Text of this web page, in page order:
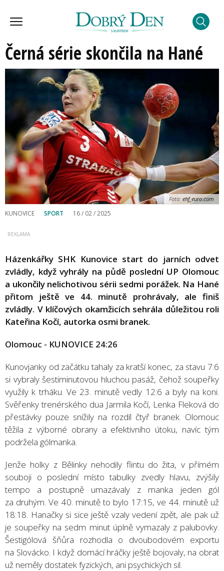
Černá série skončila na Hané
Foto: ehf_euro.com
KUNOVICE SPORT 16 / 02 / 2025
Házenkářky SHK Kunovice start do jarních odvet
zvládly, když vyhrály na půdě poslední UP Olomouc
a ukončily nelichotivou sérii sedmi porážek. Na Hané
přitom ještě ve 44. minutě prohrávaly, ale finiš
zvládly. V klíčových okamžicích sehrála důležitou roli
Kateřina Kočí, autorka osmi branek.
Olomouc - KUNOVICE 24:26
Kunovjanky od začátku tahaly za kratší konec, za stavu 7:6
si vybraly šestiminutovou hluchou pasáž, čehož soupeřky
využily k trháku. Ve 23. minutě vedly 12:6 a byly na koni.
Svěřenky trenérského dua Jarmila Kočí, Lenka Fleková do
přestávky pouze snížily na rozdíl čtyř branek. Olomouc
těžila z výborné obrany a efektivního útoku, navíc tým
podržela gólmanka.
Jenže holky z Bělinky nehodily flintu do žita, v přímém
souboji o poslední místo tabulky zvedly hlavu, zvýšily
tempo a postupně umazávaly z manka jeden gól
za druhým. Ve 40. minutě to bylo 17:15, ve 44. minutě už
18:18. Hanačky si sice ještě vzaly vedení zpět, ale pak už
je soupeřky na sedm minut úplně vymazaly z palubovky.
Šestigólová šňůra rozhodla o dvoubodovém exportu
na Slovácko. I když domácí hráčky ještě bojovaly, na obrat
už neměly dostatek fyzických, ani psychických sil.